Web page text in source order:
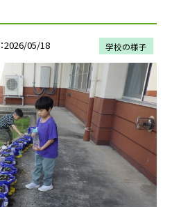
2026/05/18 学校の様子